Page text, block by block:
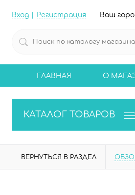
Вход Регистрация Ваш
ГЛАВНАЯ О
КАТАЛОГ ТОВАРОВ
ВЕРНУТЬСЯ В РАЗДЕЛ